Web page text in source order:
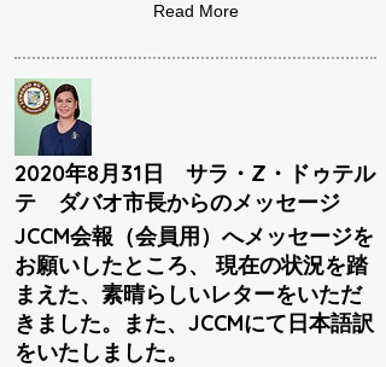
Read More
2020年8月31日 サラ・Z・ドゥテル
テ ダバオ市長からのメッセージ
JCCM会報（会員用）へメッセージを
お願いしたところ、 現在の状況を踏
まえた、素晴らしいレターをいただ
きました。また、JCCMにて日本語訳
をいたしました。